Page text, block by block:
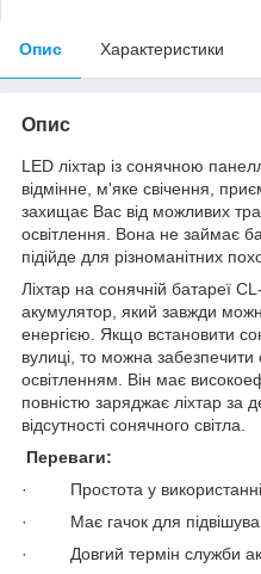
Опис Характеристики
Опис
LED ліхтар із сонячною
відмінне, м'яке свічення,
захищає Вас від можливих
освітлення. Вона не займає
підійде для різноманітних
Ліхтар на сонячній батареї
акумулятор, який завжди
енергією. Якщо встановити
вулиці, то можна
освітленням. Він має
повністю заряджає ліхтар за
відсутності сонячного світла.
Переваги:
· Простота у використанні
· Має гачок для
· Довгий термін служби